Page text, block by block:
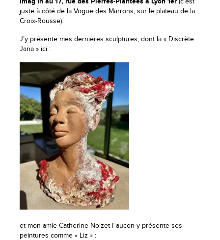
juste à côté de la Vogue des Marrons, sur le plateau de la
Croix-Rousse).
J’y présente mes dernières sculptures, dont la « Discrète
Jana » ici :
et mon amie Catherine Noizet Faucon y présente ses
peintures comme « Liz » :